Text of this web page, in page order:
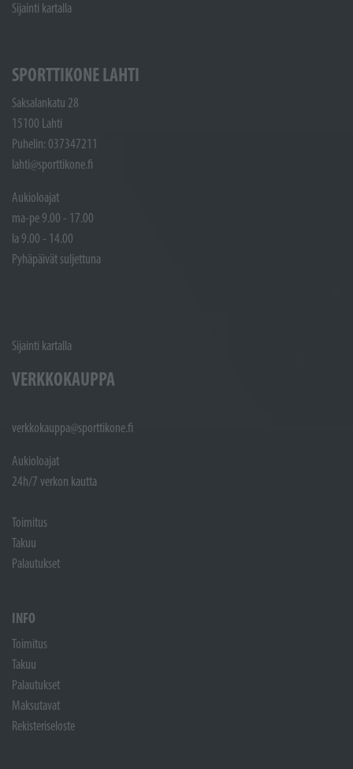
Sijainti kartalla
SPORTTIKONE LAHTI
Saksalankatu 28
15100 Lahti
Puhelin: 037347211
lahti@sporttikone.fi
Aukioloajat
ma-pe 9.00 - 17.00
la 9.00 - 14.00
Pyhäpäivät suljettuna
Sijainti kartalla
VERKKOKAUPPA
verkkokauppa@sporttikone.fi
Aukioloajat
24h/7 verkon kautta
Toimitus
Takuu
Palautukset
INFO
Toimitus
Takuu
Palautukset
Maksutavat
Rekisteriseloste